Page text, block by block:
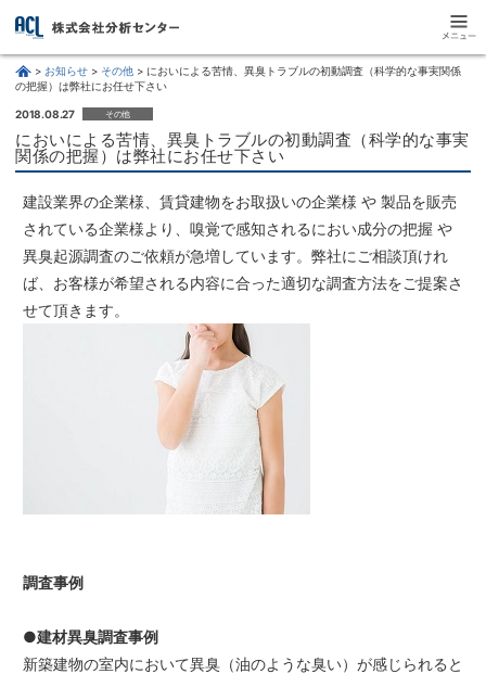
お知らせ その他
においによる苦情、異臭トラブルの初動調査（科学的な事実関係
の把握）は弊社にお任せ下さい
2018.08.27 その他
においによる苦情、異臭トラブルの初動調査（科学的な事実
関係の把握）は弊社にお任せ下さい
建設業界の企業様、賃貸建物をお取扱いの企業様 や 製品を販売
されている企業様より、嗅覚で感知されるにおい成分の把握 や
異臭起源調査のご依頼が急増しています。弊社にご相談頂けれ
ば、お客様が希望される内容に合った適切な調査方法をご提案さ
せて頂きます。
調査事例
●建材異臭調査事例
新築建物の室内において異臭（油のような臭い）が感じられると